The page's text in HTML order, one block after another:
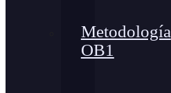
Metodología
OB1